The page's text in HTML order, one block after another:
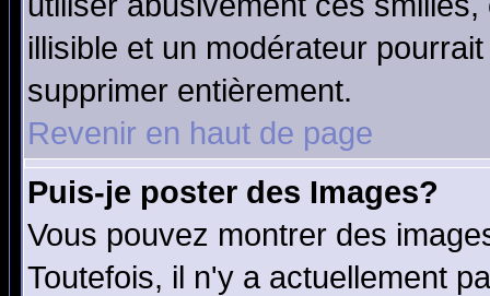
illisible et un modérateur
supprimer entièrement.
Revenir en haut de page
Puis-je poster des Images?
Vous pouvez montrer des
Toutefois, il n'y a actuellement